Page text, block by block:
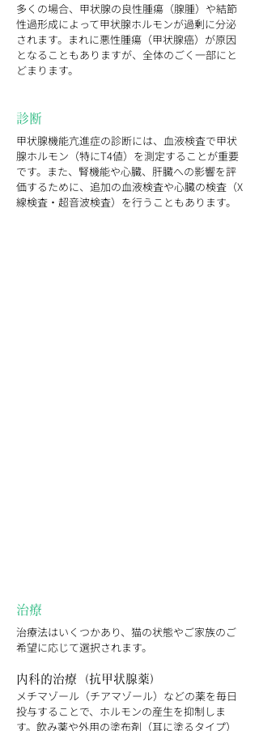
多くの場合、甲状腺の良性腫瘍（腺腫）や結節
性過形成によって甲状腺ホルモンが過剰に分泌
されます。まれに悪性腫瘍（甲状腺癌）が原因
となることもありますが、全体のごく一部にと
どまります。
診断
甲状腺機能亢進症の診断には、血液検査で甲状
腺ホルモン（特にT4値）を測定することが重要
です。また、腎機能や心臓、肝臓への影響を評
価するために、追加の血液検査や心臓の検査（X
線検査・超音波検査）を行うこともあります。
治療
治療法はいくつかあり、猫の状態やご家族のご
希望に応じて選択されます。
内科的治療（抗甲状腺薬）
メチマゾール（チアマゾール）などの薬を毎日
投与することで、ホルモンの産生を抑制しま
す。飲み薬や外用の塗布剤（耳に塗るタイプ）